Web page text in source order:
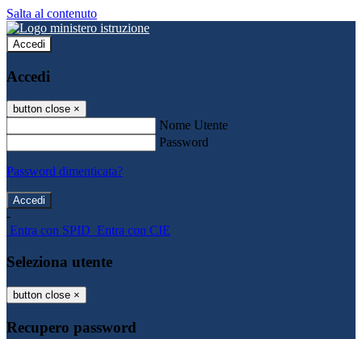
Salta al contenuto
Accedi
Accedi
button close ×
Nome Utente
Password
Password dimenticata?
-
Entra con SPID Entra con CIE
Seleziona utente
button close ×
Recupero password